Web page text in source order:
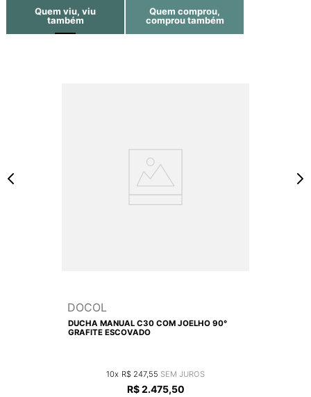
Quem viu, viu
também
Quem comprou,
comprou também
DOCOL
DUCHA MANUAL C30 COM JOELHO 90°
GRAFITE ESCOVADO
10 R$ 247, 55
R$ 2.475,50